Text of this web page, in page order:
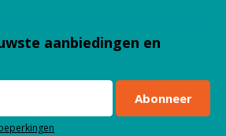
aanbiedingen en
Abonneer